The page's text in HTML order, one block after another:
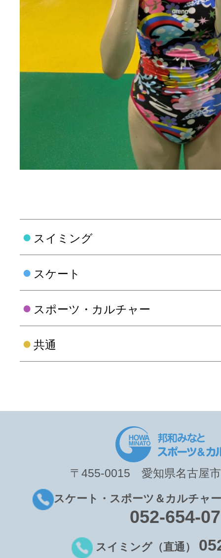
〒455-0015 愛知県名古屋
スケート・スポーツ＆カルチャ
052-654-
スイミング（直通）